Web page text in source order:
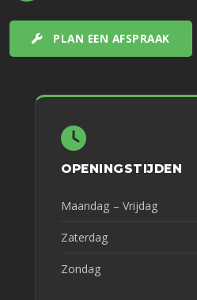
PLAN EEN AFSPRAAK
OPENINGSTIJDEN
Maandag – Vrijdag
Zaterdag
Zondag